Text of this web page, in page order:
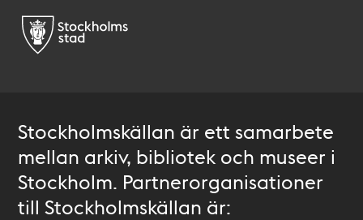
Stockholmskällan är ett samarbete
mellan arkiv, bibliotek och museer i
Stockholm. Partnerorganisationer
till Stockholmskällan är: